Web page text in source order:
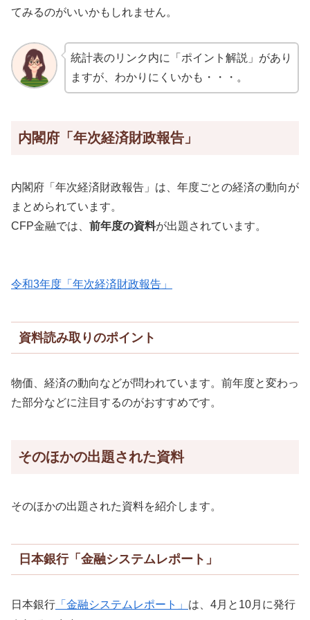
てみるのがいいかもしれません。
統計表のリンク内に「ポイント解説」があり
ますが、わかりにくいかも・・・。
内閣府「年次経済財政報告」
内閣府「年次経済財政報告」は、年度ごとの経済の動向が
まとめられています。
CFP金融では、 前年度の資料が出題されています。
令和3年度「年次経済財政報告」
資料読み取りのポイント
物価、経済の動向などが問われています。前年度と変わっ
た部分などに注目するのがおすすめです。
そのほかの出題された資料
そのほかの出題された資料を紹介します。
日本銀行「金融システムレポート」
日本銀行 「金融システムレポート」 は、4月と10月に発行